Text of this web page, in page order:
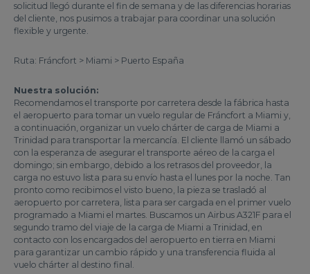
solicitud llegó durante el fin de semana y de las diferencias horarias
del cliente, nos pusimos a trabajar para coordinar una solución
flexible y urgente.
Ruta: Fráncfort > Miami > Puerto España
Nuestra solución:
Recomendamos el transporte por carretera desde la fábrica hasta
el aeropuerto para tomar un vuelo regular de Fráncfort a Miami y,
a continuación, organizar un vuelo chárter de carga de Miami a
Trinidad para transportar la mercancía. El cliente llamó un sábado
con la esperanza de asegurar el transporte aéreo de la carga el
domingo; sin embargo, debido a los retrasos del proveedor, la
carga no estuvo lista para su envío hasta el lunes por la noche. Tan
pronto como recibimos el visto bueno, la pieza se trasladó al
aeropuerto por carretera, lista para ser cargada en el primer vuelo
programado a Miami el martes. Buscamos un Airbus A321F para el
segundo tramo del viaje de la carga de Miami a Trinidad, en
contacto con los encargados del aeropuerto en tierra en Miami
para garantizar un cambio rápido y una transferencia fluida al
vuelo chárter al destino final.